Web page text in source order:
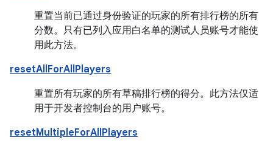
重置当前已通过身份验证的玩家的所有排行榜的所有
分数。只有已列入应用白名单的测试人员账号才能使
用此方法。
resetAllForAllPlayers
重置所有玩家的所有草稿排行榜的得分。此方法仅适
用于开发者控制台的用户账号。
resetMultipleForAllPlayers